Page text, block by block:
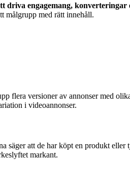
driva engagemang,
målgrupp med rätt innehåll.
flera versioner av annonser med
i videoannonser.
att de har köpt en produkt eller
markant.